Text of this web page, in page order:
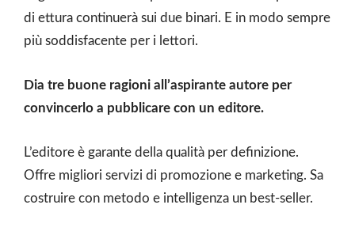
di ettura continuerà sui due binari. E in modo sempre
più soddisfacente per i lettori.
Dia tre buone ragioni all’aspirante autore per
convincerlo a pubblicare con un editore.
L’editore è garante della qualità per definizione.
Offre migliori servizi di promozione e marketing. Sa
costruire con metodo e intelligenza un best-seller.